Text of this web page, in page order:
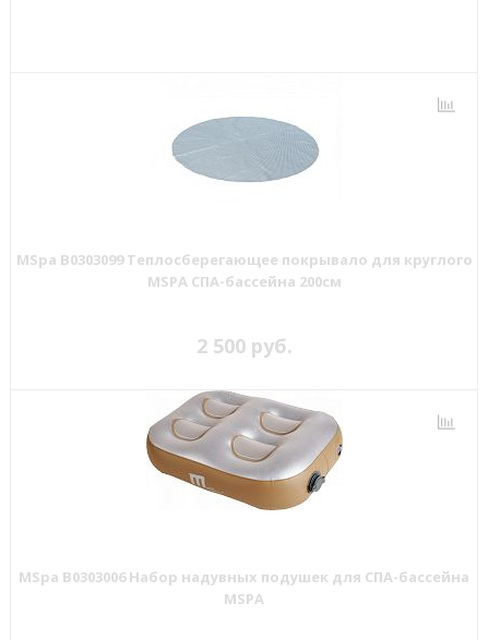
MSpa B0303099 Теплосберегающее покрывало для круглого
MSPA СПА-бассейна 200см
2 500 руб.
MSpa B0303006 Набор надувных подушек для СПА-бассейна
MSPA